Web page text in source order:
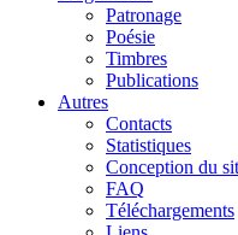
Patronage
Poésie
Timbres
Publications
Autres
Contacts
Statistiques
Conception du
FAQ
Téléchargements